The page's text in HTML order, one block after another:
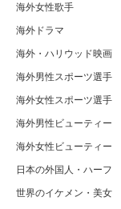
海外女性歌手
海外ドラマ
海外・ハリウッド映画
海外男性スポーツ選手
海外女性スポーツ選手
海外男性ビューティー
海外女性ビューティー
日本の外国人・ハーフ
世界のイケメン・美女